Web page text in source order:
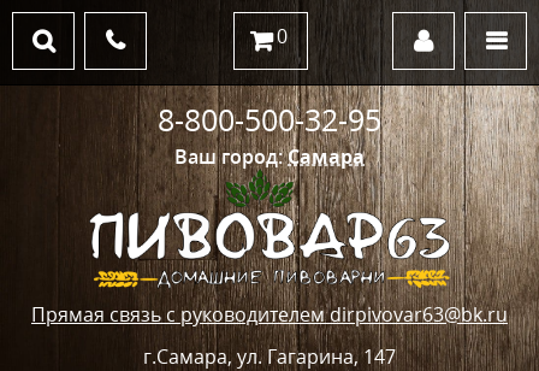
Ваш город:Самара
Прямая связь с руководителем dirpivovar63@bk.ru
г.Самара, ул. Гагарина, 147
8-800-500-32-95
0